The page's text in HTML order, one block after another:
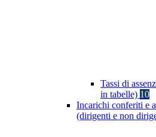
Tassi di
in tabelle) 10
Incarichi conferiti e
(dirigenti e non